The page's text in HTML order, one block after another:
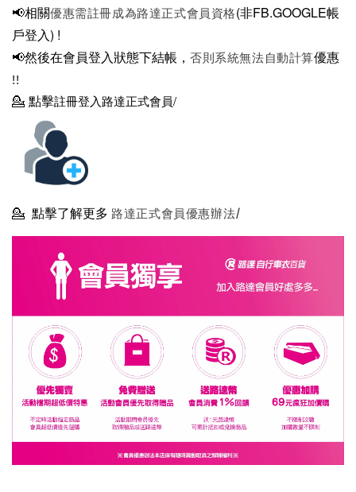
📢相關優惠需註冊成為路達正式會員資格(非FB.GOOGLE帳
戶登入) !
📢然後在會員登入狀態下結帳， 否則系統無法自動計算優惠
!!
💁 點擊註冊登入路達正式會員/
💁 點擊了解更多 路達正式會員優惠辦法/